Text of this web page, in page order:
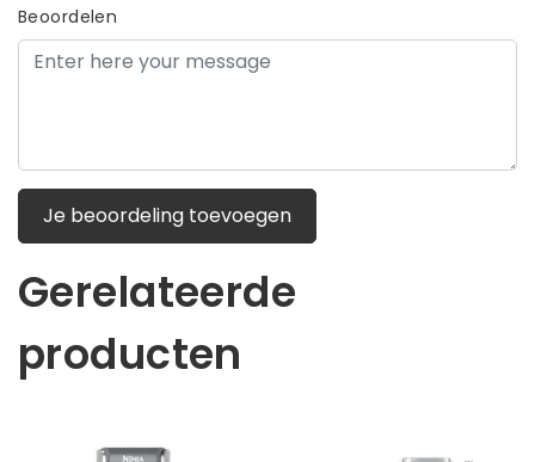
Beoordelen
Je beoordeling toevoegen
Gerelateerde
producten